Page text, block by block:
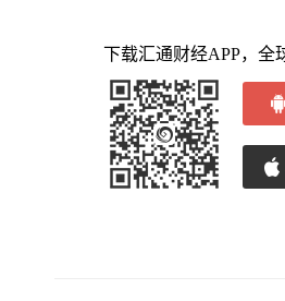
下载汇通财经APP，全